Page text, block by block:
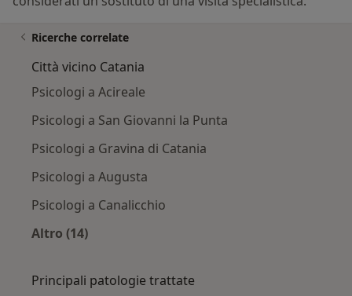
Ricerche correlate
Città vicino Catania
Psicologi a Acireale
Psicologi a San Giovanni la Punta
Psicologi a Gravina di Catania
Psicologi a Augusta
Psicologi a Canalicchio
Altro (14)
Principali patologie trattate